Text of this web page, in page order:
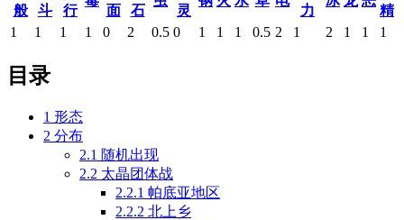
般
斗
行
面
石
灵
力
精
1
1 1 1 0 2 0.5 0 1 1 1 0.5 2 1 2 1 1 1
目录
1 形态
2 分布
2.1 随机出现
2.2 太晶团体战
2.2.1 帕底亚地区
2.2.2 北上乡